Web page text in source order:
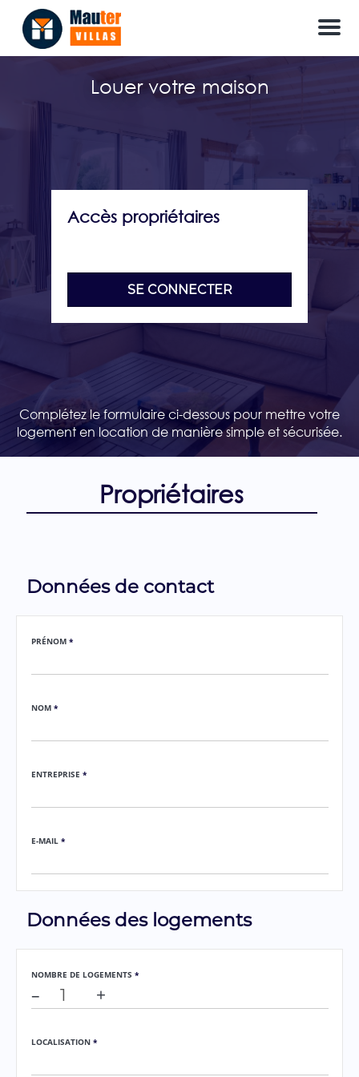
M
n
Louer votre maison
Complétez le formulaire ci-dessous pour mettre votre
logement en location de manière simple et sécurisée.
Accès propriétaires
Propriétaires
Données de contact
PRÉNOM *
NOM *
ENTREPRISE *
E-MAIL *
Données des logements
NOMBRE DE LOGEMENTS *
– +
LOCALISATION *